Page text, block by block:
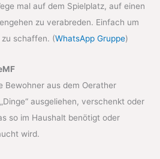
mal auf dem Spielplatz, auf einen
zu verabreden. Einfach um
zu schaffen. (WhatsApp Gruppe)
Bewohner aus dem Oerather
ausgeliehen, verschenkt oder
so im Haushalt benötigt oder
wird.